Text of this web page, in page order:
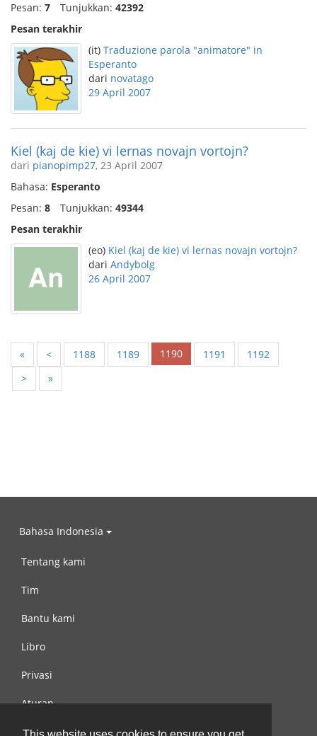
Pesan: 7 Tunjukkan: 42392
Pesan terakhir
(it) Traduzione parola "animatore" in
Esperanto
dari novatago
29 April 2007
Kiel (kaj de kie) vi lernas novajn vortojn?
dari pianopimp27, 23 April 2007
Bahasa: Esperanto
Pesan: 8 Tunjukkan: 49344
Pesan terakhir
(eo) Kiel (kaj de kie) vi lernas novajn vortojn?
dari Andybolg
26 April 2007
« < 1188 1189 1190 1191
1192
>
»
Bahasa Indonesia
Tentang kami
Tim
Bantu kami
Libro
Privasi
Aturan
Hubungi kami